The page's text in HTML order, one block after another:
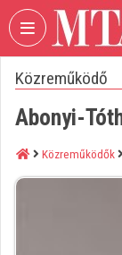
Fejléc kihagyása
VIDEO
MAGYAR
TUDOMÁNYOS
Közreműködő
Abonyi-
Közreműködők